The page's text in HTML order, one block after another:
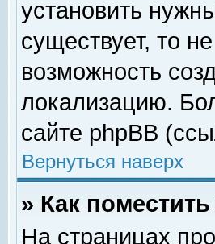
установить
существует, то
возможность
локализацию.
сайте phpBB
Вернуться наверх
» Как
На страницах